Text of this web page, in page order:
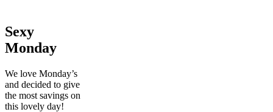
Sexy
Monday
We love Monday’s
and decided to give
the most savings on
this lovely day!